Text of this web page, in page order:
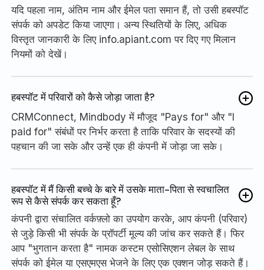
यदि पहला नाम, अंतिम नाम और ईमेल पता समान हैं, तो उसी हबस्पॉट
संपर्क को अपडेट किया जाएगा। अन्य स्थितियों के लिए, अधिक
विस्तृत जानकारी के लिए info.apiant.com पर दिए गए मिलान
नियमों को देखें।
हबस्पॉट में परिवारों को कैसे जोड़ा जाता है?
CRMConnect, Mindbody में मौजूद "Pays for" और "I
paid for" संबंधों पर निर्भर करता है ताकि परिवार के सदस्यों की
पहचान की जा सके और उन्हें एक ही कंपनी में जोड़ा जा सके।
हबस्पॉट में मैं किसी बच्चे के बारे में उसके माता-पिता से स्वचालित
रूप से कैसे संपर्क कर सकता हूँ?
कंपनी द्वारा संचालित वर्कफ़्लो का उपयोग करके, आप कंपनी (परिवार)
से जुड़े किसी भी संपर्क के प्रॉपर्टी मूल्य की जांच कर सकते हैं। फिर
आप "भुगतान करता है" नामक कस्टम एसोसिएशन लेबल के साथ
संपर्क को ईमेल या एसएमएस भेजने के लिए एक एक्शन जोड़ सकते हैं।